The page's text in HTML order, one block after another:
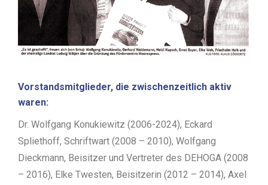
Vorstandsmitglieder, die zwischenzeitlich aktiv
waren:
Dr. Wolfgang Konukiewitz (2006-2024), Eckard
Spliethoff, Schriftwart (2008 – 2010), Wolfgang
Dieckmann, Beisitzer und Vertreter des DEHOGA (2008
– 2016), Elke Twesten, Beisitzerin (2012 – 2014), Axel